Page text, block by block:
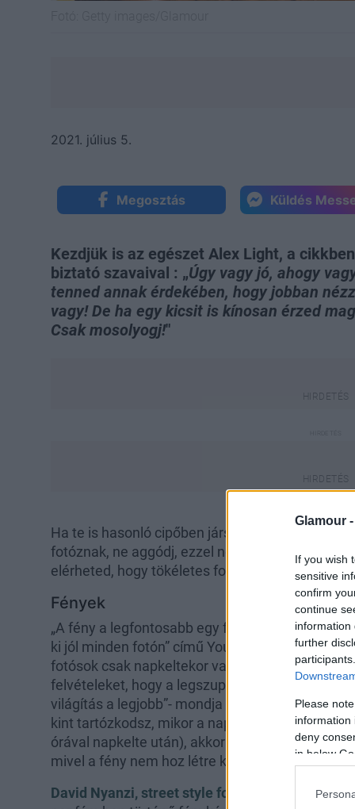
Glamour -
If you wish
sensitive
confirm
continue
information
further
Please
information
deny
in below
2021. július 5.
Megosztás Küldés
Kezdjük is az egészet Alex Light, a
biztató szavaival : „Úgy vagy jó, ahogy
tenned annak érdekében, hogy jobban
vagy! De ha egy kicsit is kínosan érzed
Csak mosolyogj!"
Ha te is hasonló cipőben jársz, kicsit feszülten
fotóznak, ne aggódj, ezzel nem vagy egyedül.
elérheted, hogy tökéletes fotó készüljön rólad.
Fények
„A fény a legfontosabb egy fényképen” -
ki jól minden fotón” című Youtube videójában.
fotósok csak napkeltekor vagy napnyugtakor
felvételeket, hogy a legszuperebb, napsütötte
világítás a legjobb”- mondja Alex. „A közvetlen
kint tartózkodsz, mikor a nap alacsonyan van
órával napkelte után), akkor ez a legjobb
mivel a fény nem hoz létre kontrasztos
David Nyanzi, street style fotós szakmai